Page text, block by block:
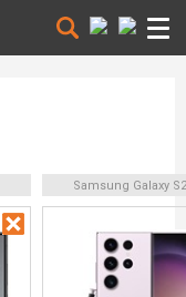
Samsung Galaxy